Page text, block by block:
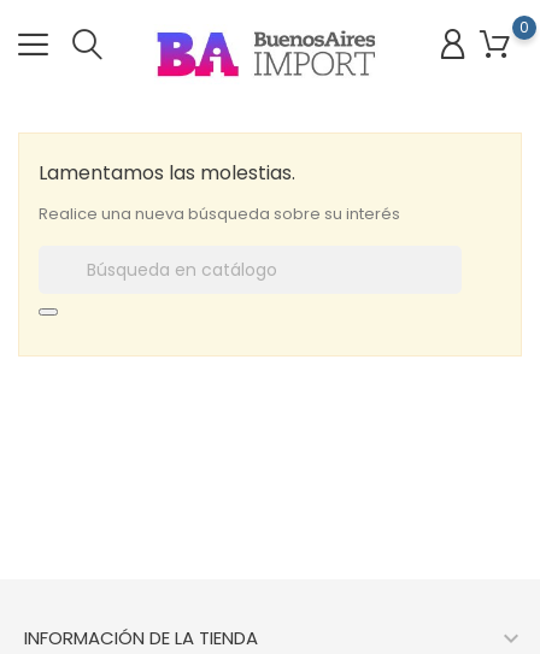
0
Lamentamos las molestias.
Realice una nueva búsqueda sobre su interés
INFORMACIÓN DE LA TIENDA 